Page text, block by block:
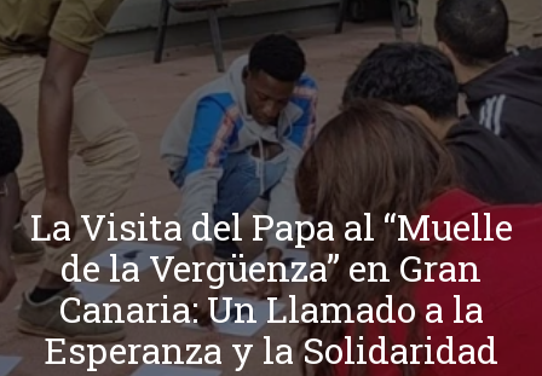
La Visita del Papa al “Muelle
de la Vergüenza” en Gran
Canaria: Un Llamado a la
Esperanza y la Solidaridad